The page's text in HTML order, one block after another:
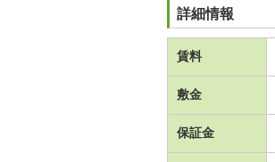
詳細情報
賃料
敷金
保証金